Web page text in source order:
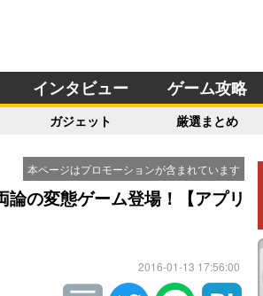
インタビュー ゲーム攻略
ガジェット 厳選まとめ
本ページはプロモーションが含まれています
論の変態ゲーム登場！【アプリ
2016-01-13 17:56:00